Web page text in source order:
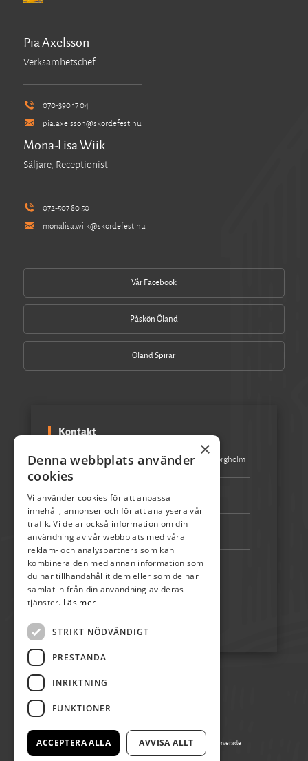
Pia Axelsson
Verksamhetschef
070-390 17 04
pia.axelsson@skordefest.nu
Mona-Lisa Wiik
Säljare, Receptionist
072-507 80 50
monalisa.wiik@skordefest.nu
Vår Facebook
Påskön Öland
Öland Spirar
Kontakt
Besöksadress: Turistbyrån Storgatan 1 387 31 Borgholm
Epost: info@skordefest.nu
072-507 80 50
Bankgiro: 5192-4348
Swish: 123 222 02 67
© Copyright 2026 Ölands Skördefest, alla rättigheter reserverade
×
Denna webbplats använder
cookies
Vi använder cookies för att anpassa
innehåll, annonser och för att analysera vår
trafik. Vi delar också information om din
användning av vår webbplats med våra
reklam- och analyspartners som kan
kombinera den med annan information som
du har tillhandahållit dem eller som de har
samlat in från din användning av deras
tjänster. Läs mer
STRIKT NÖDVÄNDIGT
PRESTANDA
INRIKTNING
FUNKTIONER
ACCEPTERA ALLA AVVISA ALLT